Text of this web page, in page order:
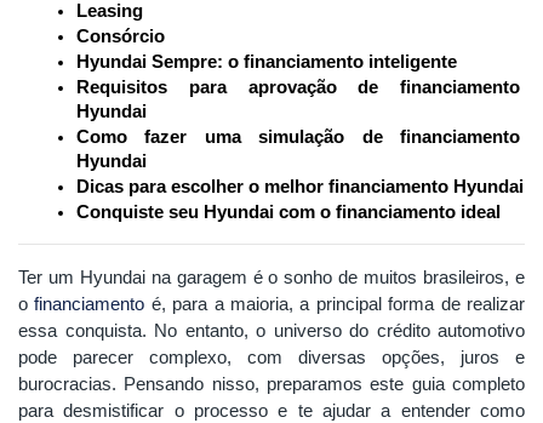
Leasing
Consórcio
Hyundai Sempre: o financiamento inteligente
Requisitos para aprovação de financiamento
Hyundai
Como fazer uma simulação de financiamento
Hyundai
Dicas para escolher o melhor financiamento Hyundai
Conquiste seu Hyundai com o financiamento ideal
Ter um Hyundai na garagem é o sonho de muitos brasileiros, e
ofinanciamento é, para a maioria, a principal forma de realizar
essa conquista. No entanto, o universo do crédito automotivo
pode parecer complexo, com diversas opções, juros e
burocracias. Pensando nisso, preparamos este guia completo
para desmistificar o processo e te ajudar a entender como